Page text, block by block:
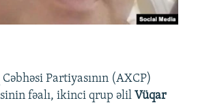
Partiyasının (AXCP)
fəalı, ikinci qrup əlil Vüqar